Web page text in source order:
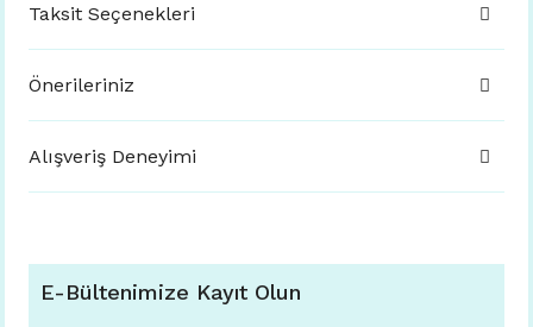
Taksit Seçenekleri
Önerileriniz
Alışveriş Deneyimi
E-Bültenimize Kayıt Olun